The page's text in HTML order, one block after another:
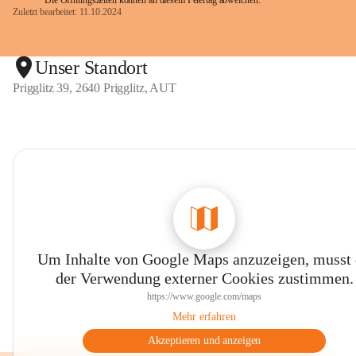
Zuletzt bearbeitet: 11.10.2024
Unser Standort
Prigglitz 39, 2640 Prigglitz, AUT
Um Inhalte von Google Maps anzuzeigen, musst
der Verwendung externer Cookies zustimmen.
https://www.google.com/maps
Mehr erfahren
Akzeptieren und anzeigen